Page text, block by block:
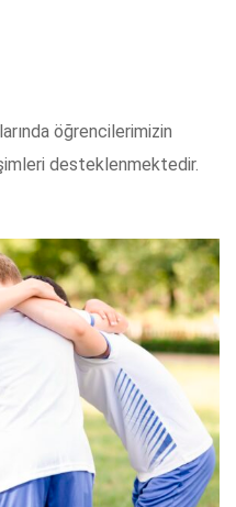
öğrencilerimizin
desteklenmektedir.